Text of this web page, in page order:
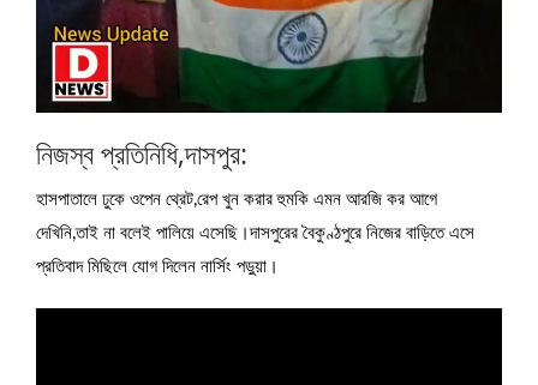
নিজস্ব প্রতিনিধি,দাসপুর:
হাসপাতালে ঢুকে ওপেন থ্রেট,রেপ খুন করার হুমকি এমন আরজি কর আগে
দেখিনি,তাই না বলেই পালিয়ে এসেছি।দাসপুরের বৈকুণ্ঠপুরে নিজের বাড়িতে এসে
প্রতিবাদ মিছিলে যোগ দিলেন নার্সিং পড়ুয়া।